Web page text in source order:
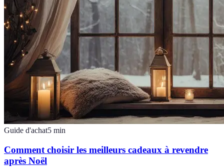
Guide d'achat5 min
Comment choisir les meilleurs cadeaux à revendre
après Noël